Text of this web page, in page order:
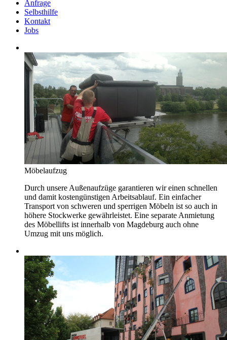
Anfrage
Selbsthilfe
Kontakt
Jobs
Möbelaufzug
Durch unsere Außenaufzüge garantieren wir einen schnellen
und damit kostengünstigen Arbeitsablauf. Ein einfacher
Transport von schweren und sperrigen Möbeln ist so auch in
höhere Stockwerke gewährleistet. Eine separate Anmietung
des Möbellifts ist innerhalb von Magdeburg auch ohne
Umzug mit uns möglich.